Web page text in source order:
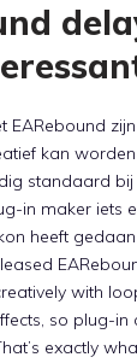
EARebound
kan
standaard
in maker iets
heeft
with
so plug-in
exactly